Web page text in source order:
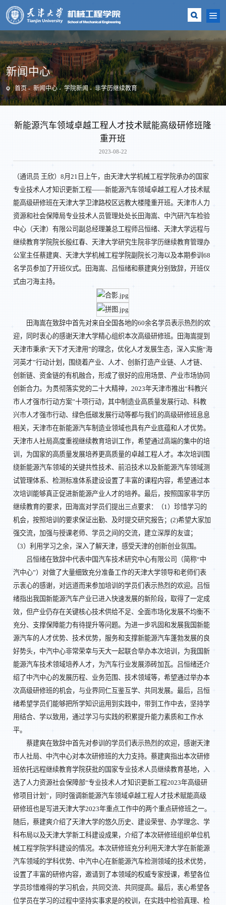
新闻中心
首页 新闻中心 学院新闻 非学历继续教育
新能源汽车领域卓越工程人才技术赋能高级研修班隆
重开班
2023-08-22
（通讯员 王欣）8月21日上午，由天津大学机械工程学院承办的国家
专业技术人才知识更新工程——新能源汽车领域卓越工程人才技术赋
能高级研修班在天津大学卫津路校区远教大楼隆重开班。天津市人力
资源和社会保障局专业技术人员管理处处长田海嵩、中汽研汽车检验
中心（天津）有限公司副总经理兼总工程师吕恒绪、天津大学远程与
继续教育学院院长殷红春、天津大学研究生院非学历继续教育管理办
公室主任蔡建爽、天津大学机械工程学院副院长刁海以及本期参训68
名学员参加了开班仪式。田海嵩、吕恒绪和蔡建爽分别致辞，开班仪
式由刁海主持。
田海嵩在致辞中首先对来自全国各地的60余名学员表示热烈的欢
迎，同时衷心的感谢天津大学精心组织本次高级研修班。田海嵩提到
天津市秉承“天下才天津用”的理念，优化人才发展生态，深入实施“海
河英才”行动计划，围绕着产业、人才、创新打造产业链、人才链、
创新链、资金链的有机融合，形成了很好的应用场景、产业市场协同
创新合力。为贯彻落实党的二十大精神，2023年天津市推出“科教兴
市人才强市行动方案”十项行动，其中制造业高质量发展行动、科教
兴市人才强市行动、绿色低碳发展行动等都与我们的高级研修班息息
相关，天津市在新能源汽车制造业领域也具有产业底蕴和人才优势。
天津市人社局高度重视继续教育培训工作，希望通过高端的集中的培
训，为国家的高质量发展培养更高质量的卓越工程人才。本次培训围
绕新能源汽车领域的关键共性技术、前沿技术以及新能源汽车领域测
试管理体系、检测标准体系建设设置了丰富的课程内容，希望通过本
次培训能够真正促进新能源产业人才的培养。最后，按照国家非学历
继续教育的要求，田海嵩对学员们提出三点要求：（1）珍惜学习的
机会，按照培训的要求保证出勤、及时提交研究报告；(2)希望大家加
强交流，加强与授课老师、学员之间的交流，建立深厚的友谊；
（3）利用学习之余，深入了解天津，感受天津的创新创业氛围。
吕恒绪在致辞中代表中国汽车技术研究中心有限公司（简称“中
汽中心”）对做了大量细致充分准备工作的天津大学领导和老师们表
示衷心的感谢，对远道而来参加培训的学员们表示热烈的欢迎。吕恒
绪指出我国新能源汽车产业已进入快速发展的新阶段，取得了一定成
效，但产业仍存在关键核心技术供给不足、全面市场化发展不均衡不
充分、支撑保障能力有待提升等问题。为进一步巩固和发展我国新能
源汽车的人才优势、技术优势，服务和支撑新能源汽车蓬勃发展的良
好势头，中汽中心非常荣幸与天大一起联合举办本次培训，为我国新
能源汽车技术领域培养人才，为汽车行业发展添砖加瓦。吕恒绪还介
绍了中汽中心的发展历程、业务范围、技术领域等，希望通过举办本
次高级研修班的机会，与业界同仁互鉴互学、共同发展。最后，吕恒
绪希望学员们能够把所学知识运用到实践中，带到工作中去，坚持学
用结合、学以致用，通过学习与实践的积累提升能力素质和工作水
平。
蔡建爽在致辞中首先对参训的学员们表示热烈的欢迎，感谢天津
市人社局、中汽中心对本次研修班的大力支持。蔡建爽指出本次研修
班依托远程继续教育学院获批的国家专业技术人员继续教育基地，入
选了人力资源社会保障部“专业技术人才知识更新工程2023年高级研
修项目计划”，同时强调新能源汽车领域卓越工程人才技术赋能高级
研修班也是写进天津大学2023年重点工作中的两个重点研修班之一。
随后，蔡建爽介绍了天津大学的悠久历史、建设荣誉、办学理念、学
科布局以及天津大学新工科建设成果，介绍了本次研修班组织单位机
械工程学院学科建设的情况。本次研修班充分利用天津大学在新能源
汽车领域的学科优势、中汽中心在新能源汽车检测领域的技术优势，
设置了丰富的研修内容，邀请到了本领域的权威专家授课，希望各位
学员珍惜难得的学习机会，共同交流、共同提高。最后，衷心希望各
位学员在学习的过程中坚持实事求是的校训，在实践中检验真理、检